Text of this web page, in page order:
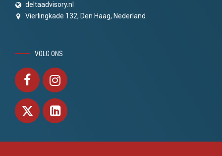
deltaadvisory.nl
Vierlingkade 132, Den Haag, Nederland
VOLG ONS